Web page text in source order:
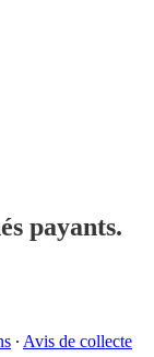
payants.
∙ Avis de collecte